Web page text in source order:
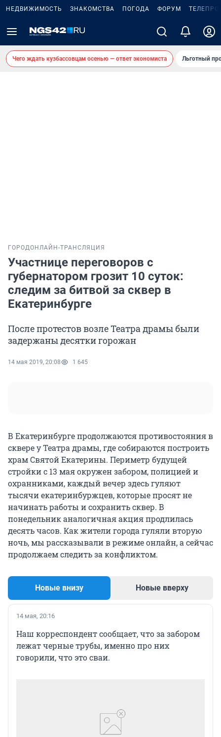
НЕДВИЖИМОСТЬ ЗНАКОМСТВА ПОГОДА ФОРУМ
Чего ждать кузбассовцам осенью — ответ экономиста Льготный
ГОРОДОНЛАЙН-ТРАНСЛЯЦИЯ
Участнице переговоров с
губернатором грозит 10 суток:
следим за битвой за сквер в
Екатеринбурге
После протестов возле Театра драмы были
задержаны десятки горожан
14 мая 2019, 20:08 1 645
В Екатеринбурге продолжаются противостояния в
сквере у Театра драмы, где собираются построить
храм Святой Екатерины. Периметр будущей
стройки с 13 мая окружен забором, полицией и
охранниками, каждый вечер здесь гуляют
тысячи екатеринбуржцев, которые просят не
начинать работы и сохранить сквер. В
понедельник аналогичная акция продлилась
десять часов. Как жители города гуляли вторую
ночь, мы рассказывали в режиме онлайн, а сейчас
продолжаем следить за конфликтом.
Новые внизу Новые вверху
14 мая, 20:16
Наш корреспондент сообщает, что за забором
лежат черные трубы, именно про них
говорили, что это сваи.